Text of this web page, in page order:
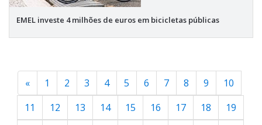
EMEL investe 4 milhões de euros em bicicletas públicas
« 1 2 3 4 5 6 7 8 9
10
11
12 13 14 15 16 17 18
19